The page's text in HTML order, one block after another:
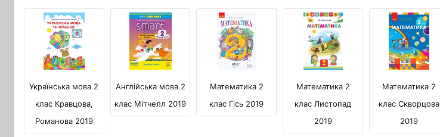
Українська мова 2
клас Кравцова,
Романова 2019
Англійська мова 2
клас Мітчелл 2019
Математика 2
клас Гісь 2019
Математика 2
клас Листопад
2019
Математика 2
клас Скворцова
2019